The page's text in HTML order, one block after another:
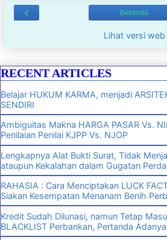
‹ Beranda
Lihat versi web
RECENT ARTICLES
Belajar HUKUM KARMA, menjadi
SENDIRI
Ambiguitas Makna HARGA PASAR Vs.
Penilaian Penilai KJPP Vs. NJOP
Lengkapnya Alat Bukti Surat, Tidak
ataupun Kekalahan dalam Gugatan
RAHASIA : Cara Menciptakan LUCK
Siakan Kesempatan Menanam Benih
Kredit Sudah Dilunasi, namun Tetap
BLACKLIST Perbankan, Pertanda